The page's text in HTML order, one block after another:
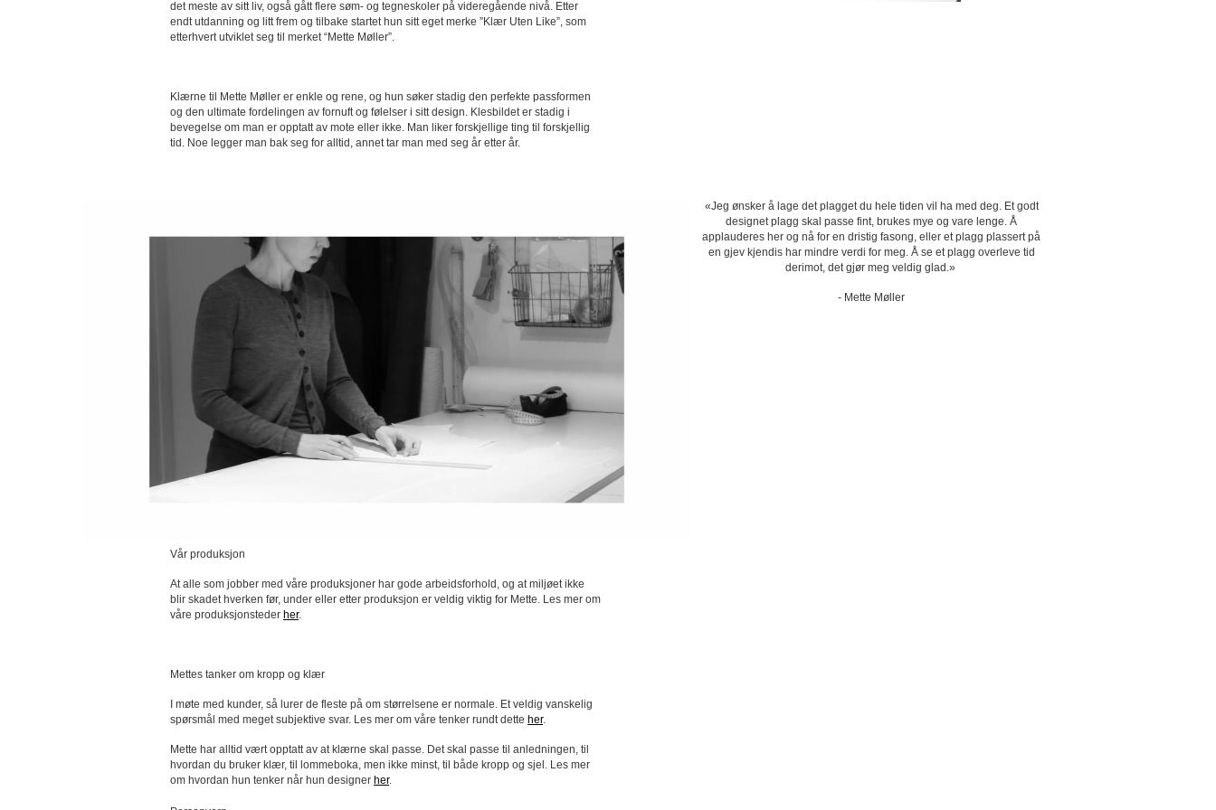
det meste av sitt liv, også gått flere søm- og tegneskoler på videregående nivå. Etter
endt utdanning og litt frem og tilbake startet hun sitt eget merke ”Klær Uten Like”, som
etterhvert utviklet seg til merket “Mette Møller”.
Klærne til Mette Møller er enkle og rene, og hun søker stadig den perfekte passformen
og den ultimate fordelingen av fornuft og følelser i sitt design. Klesbildet er stadig i
bevegelse om man er opptatt av mote eller ikke. Man liker forskjellige ting til forskjellig
tid. Noe legger man bak seg for alltid, annet tar man med seg år etter år.
«Jeg ønsker å lage det plagget du hele tiden vil ha med deg. Et godt
designet plagg skal passe fint, brukes mye og vare lenge. Å
applauderes her og nå for en dristig fasong, eller et plagg plassert på
en gjev kjendis har mindre verdi for meg. Å se et plagg overleve tid
derimot, det gjør meg veldig glad.»
- Mette Møller
Vår produksjon
At alle som jobber med våre produksjoner har gode arbeidsforhold, og at miljøet ikke
blir skadet hverken før, under eller etter produksjon er veldig viktig for Mette. Les mer om
våre produksjonsteder her.
Mettes tanker om kropp og klær
I møte med kunder, så lurer de fleste på om størrelsene er normale. Et veldig vanskelig
spørsmål med meget subjektive svar. Les mer om våre tenker rundt dette her.
Mette har alltid vært opptatt av at klærne skal passe. Det skal passe til anledningen, til
hvordan du bruker klær, til lommeboka, men ikke minst, til både kropp og sjel. Les mer
om hvordan hun tenker når hun designer her.